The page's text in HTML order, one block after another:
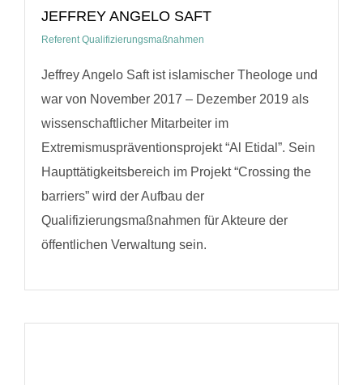
JEFFREY ANGELO SAFT
Referent Qualifizierungsmaßnahmen
Jeffrey Angelo Saft ist islamischer Theologe und
war von November 2017 – Dezember 2019 als
wissenschaftlicher Mitarbeiter im
Extremismuspräventionsprojekt “Al Etidal”. Sein
Haupttätigkeitsbereich im Projekt “Crossing the
barriers” wird der Aufbau der
Qualifizierungsmaßnahmen für Akteure der
öffentlichen Verwaltung sein.